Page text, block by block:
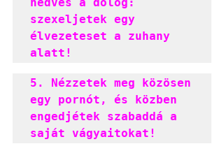
szexeljetek egy
élvezeteset a zuhany
alatt!
5. Nézzetek meg közösen
egy pornót, és közben
engedjétek szabaddá a
saját vágyaitokat!